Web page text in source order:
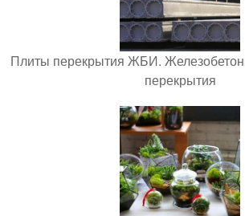
Плиты перекрытия ЖБИ.
перекрытия